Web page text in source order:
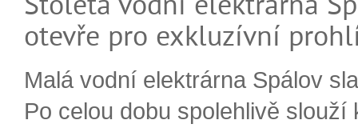
otevře pro exkluzívní
Malá vodní elektrárna Spálov
Po celou dobu spolehlivě slouží